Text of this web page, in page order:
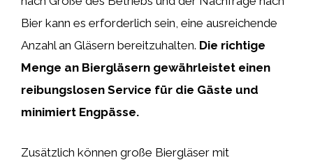
Bier kann es erforderlich sein, eine ausreichende
Anzahl an Gläsern bereitzuhalten. Die richtige
Menge an Biergläsern gewährleistet einen
reibungslosen Service für die Gäste und
minimiert Engpässe.
Zusätzlich können große Biergläser mit